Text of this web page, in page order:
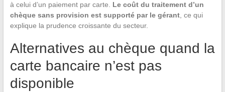
à celui d’un paiement par carte. Le coût du traitement d’un
chèque sans provision est supporté par le gérant, ce qui
explique la prudence croissante du secteur.
Alternatives au chèque quand la
carte bancaire n’est pas
disponible